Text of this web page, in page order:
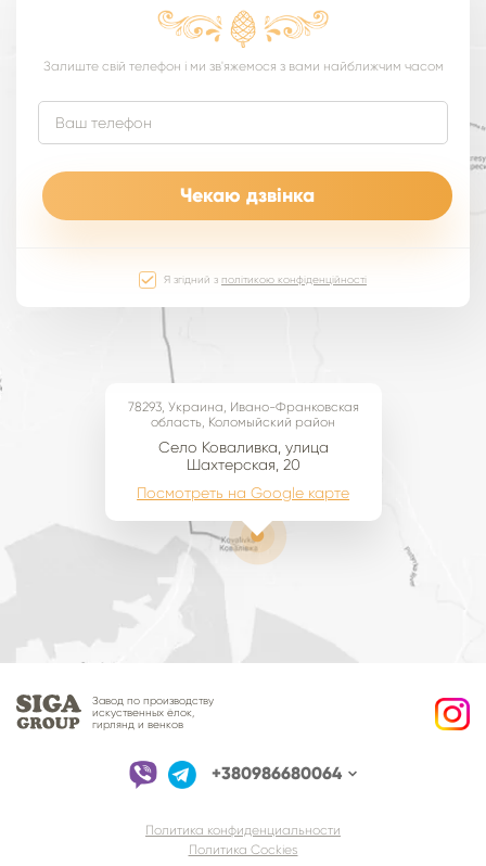
78293, Украина, Ивано-Франковская
область, Коломыйский район
Село Коваливка, улица
Шахтерская, 20
Посмотреть на Google карте
Залиште свій телефон і ми зв'яжемося з вами найближчим часом
Я згідний з політикою конфіденційності
Завод по производству
искуственных ёлок,
гирлянд и венков
+380986680064
Политика конфиденциальности
Политика Cockies